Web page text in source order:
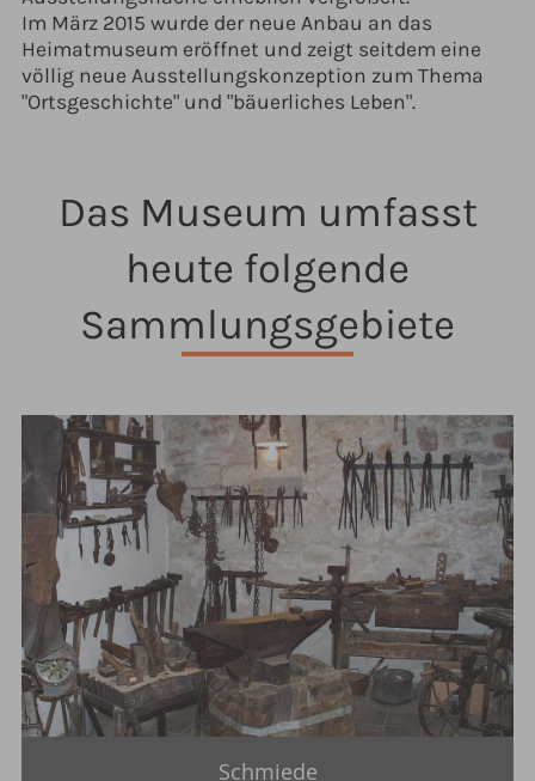
Im März 2015 wurde der neue Anbau an das
Heimatmuseum eröffnet und zeigt seitdem eine
völlig neue Ausstellungskonzeption zum Thema
"Ortsgeschichte" und "bäuerliches Leben".
Das Museum umfasst
heute folgende
Sammlungsgebiete
Schmiede